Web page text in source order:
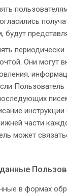
Они могут
инструкции
части
может
в формах